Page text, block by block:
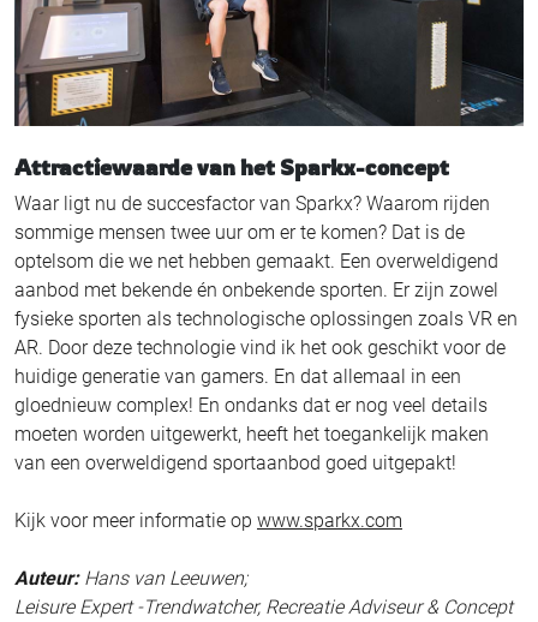
Attractiewaarde van het Sparkx-concept
Waar ligt nu de succesfactor van Sparkx? Waarom rijden
sommige mensen twee uur om er te komen? Dat is de
optelsom die we net hebben gemaakt. Een overweldigend
aanbod met bekende én onbekende sporten. Er zijn zowel
fysieke sporten als technologische oplossingen zoals VR en
AR. Door deze technologie vind ik het ook geschikt voor de
huidige generatie van gamers. En dat allemaal in een
gloednieuw complex! En ondanks dat er nog veel details
moeten worden uitgewerkt, heeft het toegankelijk maken
van een overweldigend sportaanbod goed uitgepakt!
Kijk voor meer informatie op www.sparkx.com
Auteur:Hans van Leeuwen;
Leisure Expert -Trendwatcher, Recreatie Adviseur & Concept